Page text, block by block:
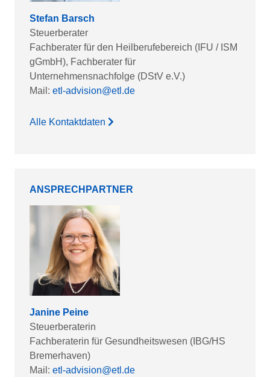
Stefan Barsch
Steuerberater
Fachberater für den Heilberufebereich (IFU / ISM
gGmbH), Fachberater für
Unternehmensnachfolge (DStV e.V.)
Mail: etl-advision@etl.de
Alle Kontaktdaten
ANSPRECHPARTNER
Janine Peine
Steuerberaterin
Fachberaterin für Gesundheitswesen (IBG/HS
Bremerhaven)
Mail: etl-advision@etl.de